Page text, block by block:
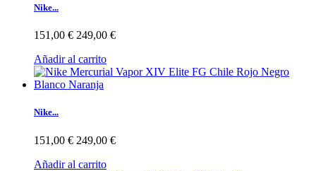
Nike...
151,00 € 249,00 €
Añadir al carrito
Nike...
151,00 € 249,00 €
Añadir al carrito